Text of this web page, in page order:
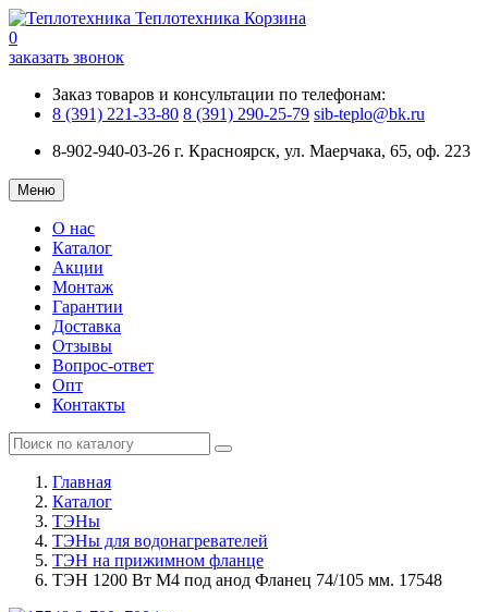
Теплотехника Корзина
0
заказать звонок
Заказ товаров и консультации по телефонам:
8 (391) 221-33-80 8 (391) 290-25-79 sib-teplo@bk.ru
8-902-940-03-26 г. Красноярск, ул. Маерчака, 65, оф. 223
Меню
О нас
Каталог
Акции
Монтаж
Гарантии
Доставка
Отзывы
Вопрос-ответ
Опт
Контакты
Главная
Каталог
ТЭНы
ТЭНы для водонагревателей
ТЭН на прижимном фланце
ТЭН 1200 Вт М4 под анод Фланец 74/105 мм. 17548